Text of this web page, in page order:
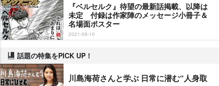
『ベルセルク』待望の最新話掲載、以降は
未定 付録は作家陣のメッセージ小冊子＆
名場面ポスター
2021-09-10
話題の特集をPICK UP！
川島海荷さんと学ぶ 日常に潜む“人身取